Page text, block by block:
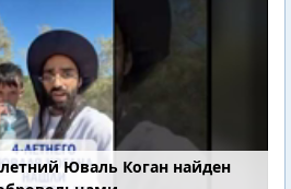
Юваль Коган найден